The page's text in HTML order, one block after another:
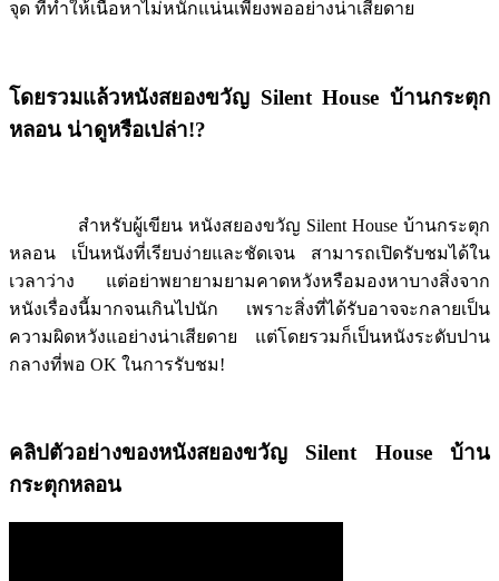
จุด ที่ทำให้เนื้อหาไม่หนักแน่นเพียงพออย่างน่าเสียดาย
โดยรวมแล้วหนังสยองขวัญ Silent House บ้านกระตุก
หลอน น่าดูหรือเปล่า!?
สำหรับผู้เขียน หนังสยองขวัญ Silent House บ้านกระตุก
หลอน เป็นหนังที่เรียบง่ายและชัดเจน สามารถเปิดรับชมได้ใน
เวลาว่าง แต่อย่าพยายามยามคาดหวังหรือมองหาบางสิ่งจาก
หนังเรื่องนี้มากจนเกินไปนัก เพราะสิ่งที่ได้รับอาจจะกลายเป็น
ความผิดหวังแอย่างน่าเสียดาย แต่โดยรวมก็เป็นหนังระดับปาน
กลางที่พอ OK ในการรับชม!
คลิปตัวอย่างของหนังสยองขวัญ Silent House บ้าน
กระตุกหลอน